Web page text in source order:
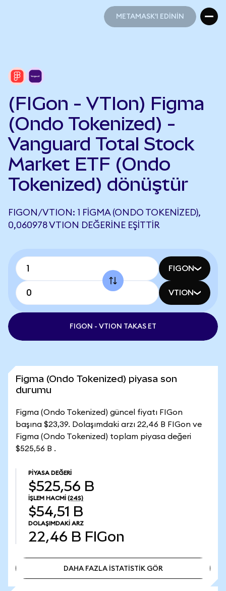
METAMASK'I EDİNİN
(FIGon - VTIon) Figma
(Ondo Tokenized) -
Vanguard Total Stock
Market ETF (Ondo
Tokenized) dönüştür
FIGON/VTION: 1 FIGMA (ONDO TOKENIZED),
0,060978 VTION DEĞERINE EŞITTIR
FIGON
VTION
FIGON - VTION TAKAS ET
Figma (Ondo Tokenized) piyasa son
durumu
Figma (Ondo Tokenized) güncel fiyatı FIGon
başına $23,39. Dolaşımdaki arzı 22,46 B FIGon ve
Figma (Ondo Tokenized) toplam piyasa değeri
$525,56 B .
PIYASA DEĞERI
$525,56 B
İŞLEM HACMI (24S)
$54,51 B
DOLAŞIMDAKI ARZ
22,46 B FIGon
DAHA FAZLA İSTATİSTİK GÖR